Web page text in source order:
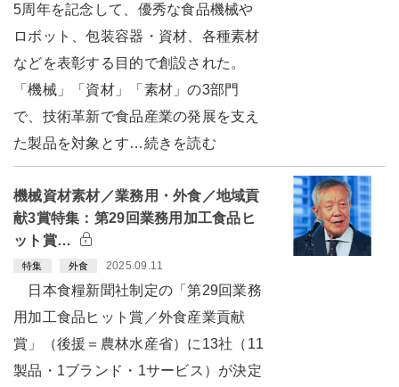
5周年を記念して、優秀な食品機械や
ロボット、包装容器・資材、各種素材
などを表彰する目的で創設された。
「機械」「資材」「素材」の3部門
で、技術革新で食品産業の発展を支え
た製品を対象とす…続きを読む
機械資材素材／業務用・外食／地域貢
献3賞特集：第29回業務用加工食品ヒ
ット賞…
特集 外食 2025.09.11
日本食糧新聞社制定の「第29回業務
用加工食品ヒット賞／外食産業貢献
賞」（後援＝農林水産省）に13社（11
製品・1ブランド・1サービス）が決定